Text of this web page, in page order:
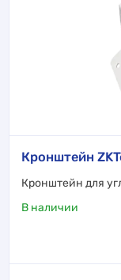
Кронштейн
Кронштейн для
В наличии